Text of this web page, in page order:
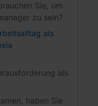
Sie, um
zu sein?
als
als
haben Sie